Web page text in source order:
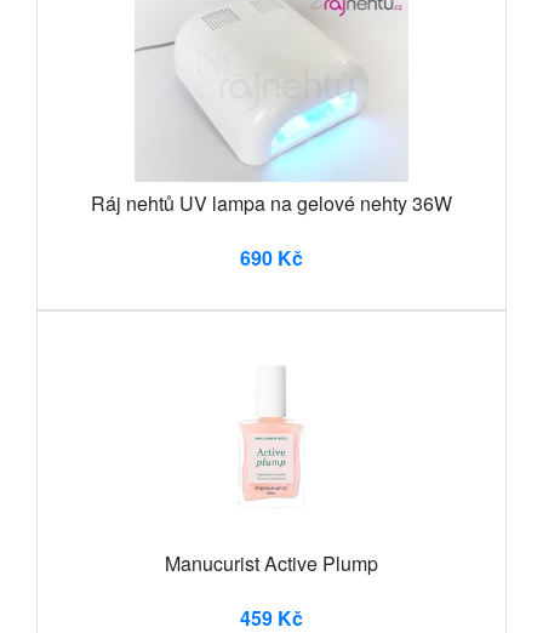
Ráj nehtů UV lampa na gelové nehty 36W
690 Kč
Manucurist Active Plump
459 Kč